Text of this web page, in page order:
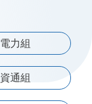
電力組
資通組